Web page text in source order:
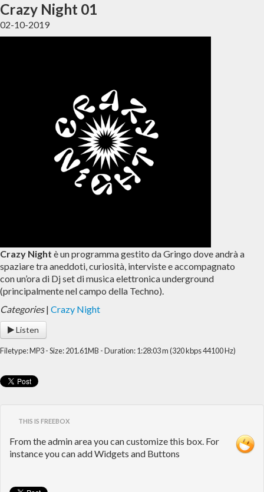
Crazy Night 01
02-10-2019
Crazy Night è un programma gestito da Gringo dove andrà a
spaziare tra aneddoti, curiosità, interviste e accompagnato
con un’ora di Dj set di musica elettronica underground
(principalmente nel campo della Techno).
Categories| Crazy Night
Listen
Filetype: MP3 - Size: 201.61MB - Duration: 1:28:03 m (320 kbps 44100 Hz)
THIS IS FREEBOX
From the admin area you can customize this box. For
instance you can add Widgets and Buttons